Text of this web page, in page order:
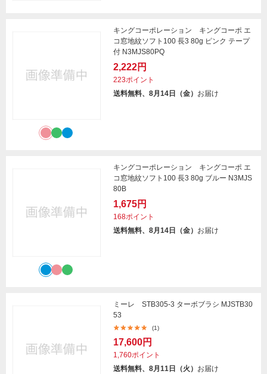
キングコーポレーション キングコーポ エ
コ窓地紋ソフト100 長3 80g ピンク テープ
付 N3MJS80PQ
2,222円
223ポイント
送料無料、8月14日（金） お届け
キングコーポレーション キングコーポ エ
コ窓地紋ソフト100 長3 80g ブルー N3MJS
80B
1,675円
168ポイント
送料無料、8月14日（金） お届け
ミーレ STB305-3 ターボブラシ MJSTB30
53
(1)
17,600円
1,760ポイント
送料無料、8月11日（火） お届け